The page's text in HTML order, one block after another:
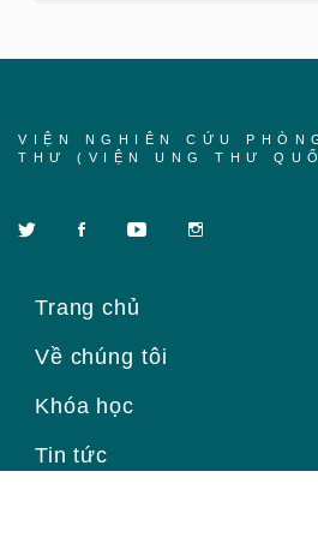
VIỆN NGHIÊN CỨU
THƯ (VIỆN UNG THƯ
Trang chủ
Về chúng tôi
Khóa học
Tin tức